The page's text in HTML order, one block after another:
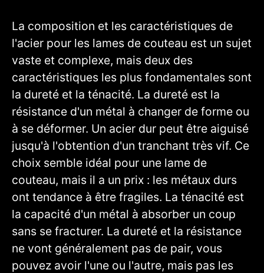
La composition et les caractéristiques de
l'acier pour les lames de couteau est un sujet
vaste et complexe, mais deux des
caractéristiques les plus fondamentales sont
la dureté et la ténacité. La dureté est la
résistance d'un métal à changer de forme ou
à se déformer. Un acier dur peut être aiguisé
jusqu'à l'obtention d'un tranchant très vif. Ce
choix semble idéal pour une lame de
couteau, mais il a un prix : les métaux durs
ont tendance à être fragiles. La ténacité est
la capacité d'un métal à absorber un coup
sans se fracturer. La dureté et la résistance
ne vont généralement pas de pair, vous
pouvez avoir l'une ou l'autre, mais pas les